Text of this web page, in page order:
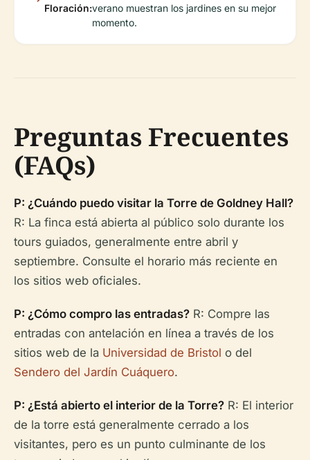
Floración:verano muestran los jardines en su mejor
momento.
Preguntas Frecuentes
(FAQs)
P: ¿Cuándo puedo visitar la Torre de Goldney Hall?
R: La finca está abierta al público solo durante los
tours guiados, generalmente entre abril y
septiembre. Consulte el horario más reciente en
los sitios web oficiales.
P: ¿Cómo compro las entradas? R: Compre las
entradas con antelación en línea a través de los
sitios web de la Universidad de Bristol o del
Sendero del Jardín Cuáquero.
P: ¿Está abierto el interior de la Torre? R: El interior
de la torre está generalmente cerrado a los
visitantes, pero es un punto culminante de los